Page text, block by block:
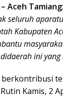
– Aceh Tamiang:
seluruh
Kabupaten
ini
berkontribusi
Kamis, 2